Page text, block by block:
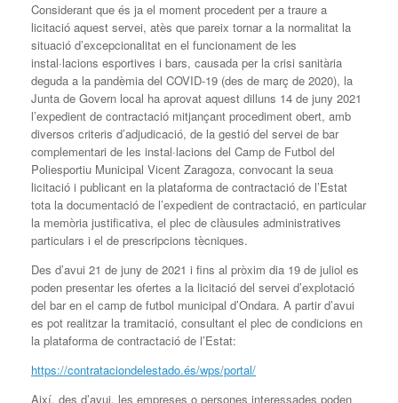
Considerant que és ja el moment procedent per a traure a
licitació aquest servei, atès que pareix tornar a la normalitat la
situació d’excepcionalitat en el funcionament de les
instal·lacions esportives i bars, causada per la crisi sanitària
deguda a la pandèmia del COVID-19 (des de març de 2020), la
Junta de Govern local ha aprovat aquest dilluns 14 de juny 2021
l’expedient de contractació mitjançant procediment obert, amb
diversos criteris d’adjudicació, de la gestió del servei de bar
complementari de les instal·lacions del Camp de Futbol del
Poliesportiu Municipal Vicent Zaragoza, convocant la seua
licitació i publicant en la plataforma de contractació de l’Estat
tota la documentació de l’expedient de contractació, en particular
la memòria justificativa, el plec de clàusules administratives
particulars i el de prescripcions tècniques.
Des d’avui 21 de juny de 2021 i fins al pròxim dia 19 de juliol es
poden presentar les ofertes a la licitació del servei d’explotació
del bar en el camp de futbol municipal d’Ondara. A partir d’avui
es pot realitzar la tramitació, consultant el plec de condicions en
la plataforma de contractació de l’Estat:
https://contrataciondelestado.és/wps/portal/
Així, des d’avui, les empreses o persones interessades poden